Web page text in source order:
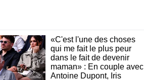
«C'est l'une des choses
qui me fait le plus peur
dans le fait de devenir
maman» : En couple avec
Antoine Dupont, Iris